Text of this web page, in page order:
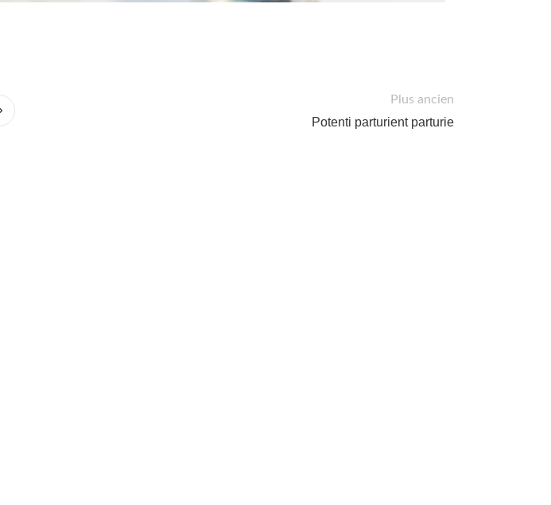
Plus ancien
Potenti parturient parturie